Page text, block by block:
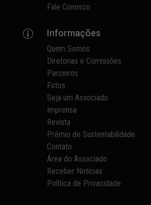
Fale Conosco
p Informações
Quem Somos
Diretorias e Comissões
Parceiros
Fotos
Seja um Associado
Imprensa
Revista
Prêmio de Sustentabilidade
Contato
Área do Associado
Receber Notícias
Política de Privacidade